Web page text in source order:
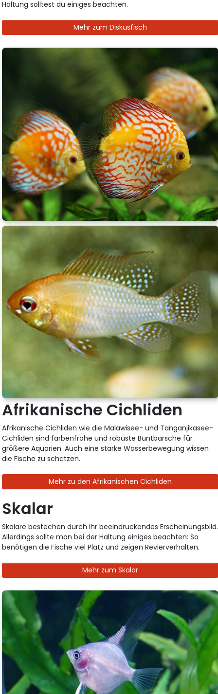
Haltung solltest du einiges beachten.
Mehr zum Diskusfisch
Afrikanische Cichliden
Afrikanische Cichliden wie die Malawisee- und Tanganjikasee-
Cichliden sind farbenfrohe und robuste Buntbarsche für
größere Aquarien. Auch eine starke Wasserbewegung wissen
die Fische zu schätzen.
Mehr zu den Afrikanischen Cichliden
Skalar
Skalare bestechen durch ihr beeindruckendes Erscheinungsbild.
Allerdings sollte man bei der Haltung einiges beachten: So
benötigen die Fische viel Platz und zeigen Revierverhalten.
Mehr zum Skalar